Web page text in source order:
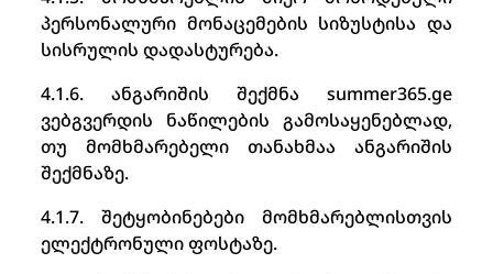
პერსონალური მონაცემების სიზუსტისა და
სისრულის დადასტურება.
4.1.6. ანგარიშის შექმნა summer365.ge
ვებგვერდის ნაწილების გამოსაყენებლად,
თუ მომხმარებელი თანახმაა ანგარიშის
შექმნაზე.
4.1.7. შეტყობინებები მომხმარებლისთვის
ელექტრონული ფოსტაზე.